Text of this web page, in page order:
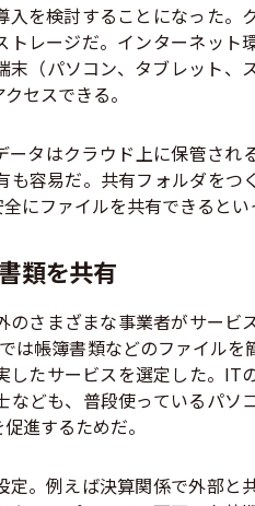
を検討することになった。
トレージだ。インターネット
（パソコン、タブレット、
セスできる。
タはクラウド上に保管され
容易だ。共有フォルダをつ
にファイルを共有できるとい
類を共有
さまざまな事業者がサービ
は帳簿書類などのファイルを
したサービスを選定した。IT
ども、普段使っているパソ
進するためだ。
。例えば決算関係で外部と